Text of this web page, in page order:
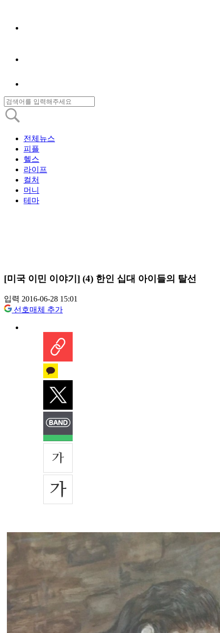
전체뉴스
피플
헬스
라이프
컬처
머니
테마
[미국 이민 이야기] (4) 한인 십대 아이들의 탈선
입력 2016-06-28 15:01
선호매체 추가